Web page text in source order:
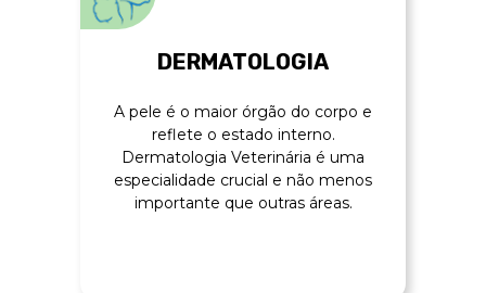
DERMATOLOGIA
A pele é o maior órgão do corpo e
reflete o estado interno.
Dermatologia Veterinária é uma
especialidade crucial e não menos
importante que outras áreas.